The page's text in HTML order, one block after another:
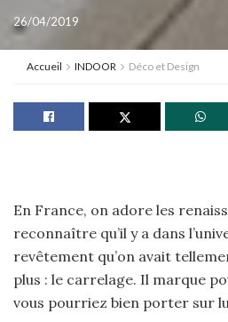
26/04/2019
Accueil INDOOR Déco et Design
En France, on adore les
reconnaître qu’il y a dans
revêtement qu’on avait
plus : le carrelage. Il marque
vous pourriez bien porter sur